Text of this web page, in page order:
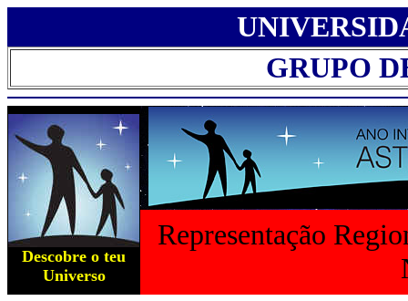
GRUPO
Descobre o teu
Universo
Representação